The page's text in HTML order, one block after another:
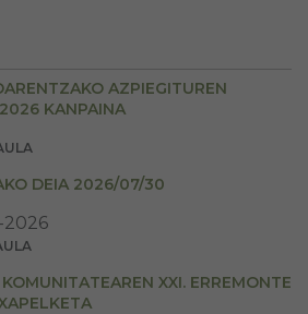
AZPIEGITUREN
KANPAINA
DEIA 2026/07/30
2026
XXI. ERREMONTE